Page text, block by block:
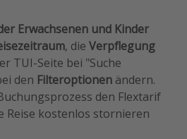
Erwachsenen und Kinder
, die Verpflegung
TUI-Seite bei "Suche
den Filteroptionen ändern.
den Flextarif
Reise kostenlos stornieren